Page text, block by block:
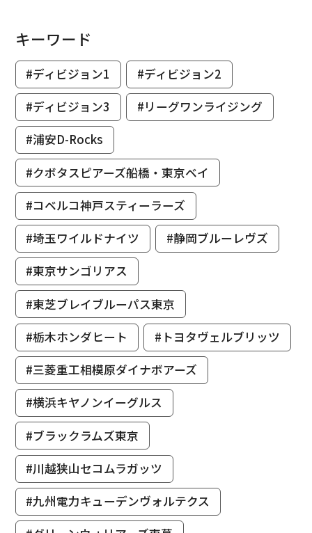
キーワード
#ディビジョン1
#ディビジョン2
#ディビジョン3
#リーグワンライジング
#浦安D-Rocks
#クボタスピアーズ船橋・東京ベイ
#コベルコ神戸スティーラーズ
#埼玉ワイルドナイツ
#静岡ブルーレヴズ
#東京サンゴリアス
#東芝ブレイブルーパス東京
#栃木ホンダヒート
#トヨタヴェルブリッツ
#三菱重工相模原ダイナボアーズ
#横浜キヤノンイーグルス
#ブラックラムズ東京
#川越狭山セコムラガッツ
#九州電力キューデンヴォルテクス